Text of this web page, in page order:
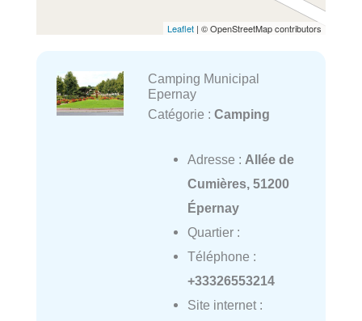
Leaflet | © OpenStreetMap contributors
Camping Municipal
Epernay
Catégorie : Camping
Adresse : Allée de
Cumières, 51200
Épernay
Quartier :
Téléphone :
+33326553214
Site internet :